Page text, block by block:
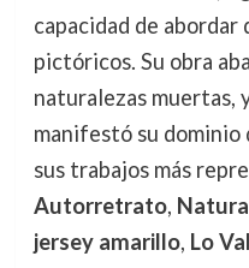
capacidad de abordar
pictóricos. Su obra
naturalezas muertas,
manifestó su dominio
sus trabajos más
Autorretrato,
jersey amarillo, Lo